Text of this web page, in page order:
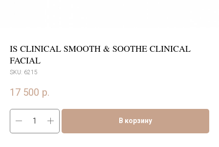
IS CLINICAL SMOOTH & SOOTHE CLINICAL
FACIAL
SKU: 6215
17 500 р.
В корзину